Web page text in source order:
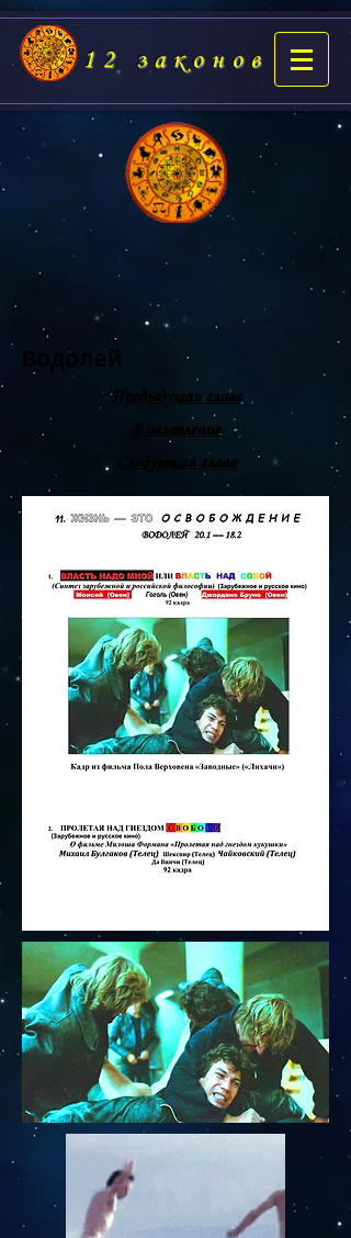
12 законов
Водолей
Предыдущая глава
В оглавление
Следующая глава